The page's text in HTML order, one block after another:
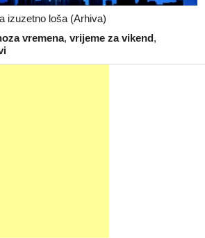
izuzetno loša (Arhiva)
vremena, vrijeme za vikend,